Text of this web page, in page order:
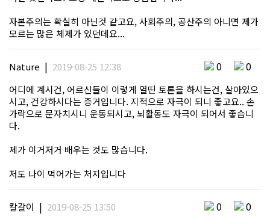
자본주의는 확실히 아닌것 같고요, 사회주의, 공산주의 아니면 제가
모르는 많은 체제가 있던데요...
Nature | 2019-08-25 12:38 0 0
어디에 계시건, 어르신들이 이렇게 열띤 토론을 하시는건, 살아있으
시고, 건강하시다는 증거입니다. 지적으로 자극이 되니 좋고요.. 손
가락으로 문자치시니 운동되시고, 뇌활동도 자극이 되어서 좋습니
다.
제가 이거저거 배우는 것도 많습니다.
저도 나이 먹어가는 처지입니다
칼갈이 | 2019-08-25 13:50 0 0